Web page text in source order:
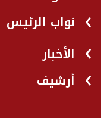
نواب الرئيس
الأخبار
أرشيف